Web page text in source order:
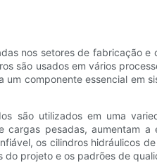
nos setores de fabricação
são usados ​​em vários
componente essencial em
são utilizados em uma
pesadas, aumentam
os cilindros hidráulicos
projeto e os padrões de